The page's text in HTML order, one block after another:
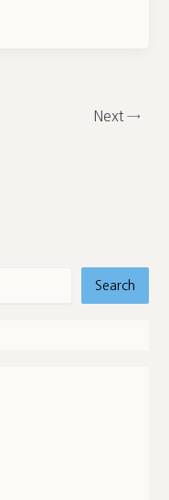
Next →
Search